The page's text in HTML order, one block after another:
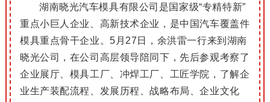
湖南晓光汽车模具有限公司是国家级“专精特新”
重点小巨人企业、高新技术企业，是中国汽车覆盖件
模具重点骨干企业。5月27日，余洪雷一行来到湖南
晓光公司，在公司高层领导陪同下，先后参观考察了
企业展厅、模具工厂、冲焊工厂、工匠学院，了解企
业生产装配流程、发展历程、战略布局、企业文化